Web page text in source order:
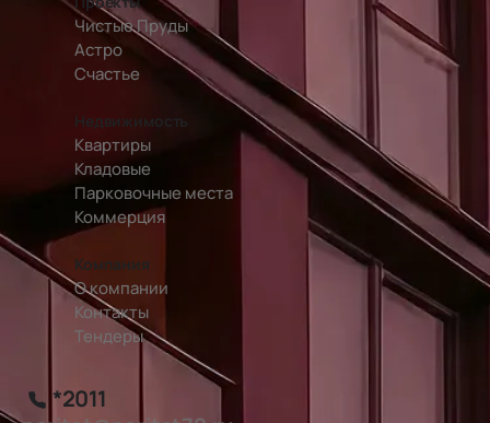
Чистые Пруды
Астро
Счастье
Недвижимость
Квартиры
Кладовые
Парковочные места
Коммерция
Компания
О компании
Контакты
Тендеры
*2011